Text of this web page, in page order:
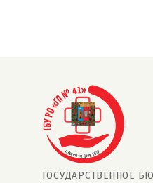
ГОСУДАРСТВЕННОЕ